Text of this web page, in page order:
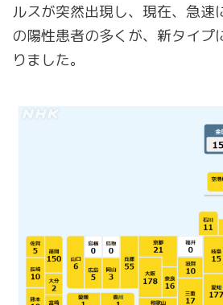
ルスが突然出現し、現在、急速
の陽性患者の多くが、新タイプ
りました。